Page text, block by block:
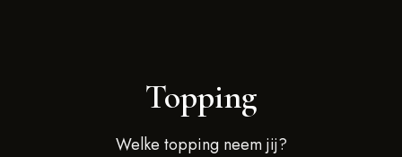
Topping
Welke topping neem jij?